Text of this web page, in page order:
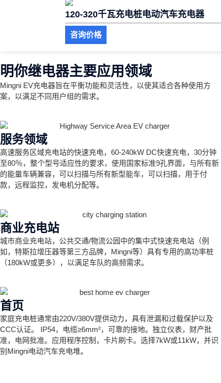
120-320千瓦充电桩电动汽车充电器
咨询价格
明你继电器主要应用领域
Mingni EV充电器旨在平衡功能和灵活性，以使其适合各种使用方
案，以满足不同用户组的需求。
服务领域
高速服务区域充电站的快速充电，60-240kW DC快速充电，30分钟
至80％，整个型号适应性的要求，使用国家标准9孔界面，与所有新
的能量车辆兼容，可以扫描与所有新型能车，可以扫描，用于付
款，远程监控，发电机分配等。
商业充电站
城市商业充电站，公共交通/物流公园中的集中式快速充电站（例
如，特斯拉增压器等第三方品牌，Mingni等）具有专用的高功率桩
（180kW或更多），以满足车队的高频需求。
首页
家庭充电桩通常由220V/380V提供动力，具有泄漏和过载保护以及
CCC认证。 IP54，电缆≥6mm²，可靠的接地。独立仪表，财产批
准，电网批准。应用程序控制，卡片刷卡。选择7kW或11kW，并识
别Mingni电动汽车充电堆。